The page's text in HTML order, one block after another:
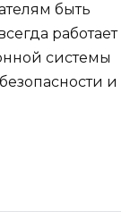
быть
работает
системы
и